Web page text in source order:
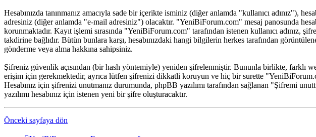
Hesabınızda tanınmanız amacıyla sade bir içerikte isminiz (diğer anlamda "kullanıcı adınız"),
adresiniz (diğer anlamda "e-mail adresiniz") olacaktır. "YeniBiForum.com" mesaj panosunda
korunmaktadır. Kayıt işlemi sırasında "YeniBiForum.com" tarafından istenen kullanıcı adınız,
takdirine bağlıdır. Bütün bunlara karşı, hesabınızdaki hangi bilgilerin herkes tarafından
gönderme veya alma hakkına sahipsiniz.
Şifreniz güvenlik açısından (bir hash yöntemiyle) yeniden şifrelenmiştir. Bununla birlikte, farklı
erişim için gerekmektedir, ayrıca lütfen şifrenizi dikkatli koruyun ve hiç bir surette
Hesabınız için şifrenizi unutmanız durumunda, phpBB yazılımı tarafından sağlanan "Şifremi
yazılımı hesabınız için istenen yeni bir şifre oluşturacaktır.
Önceki sayfaya dön